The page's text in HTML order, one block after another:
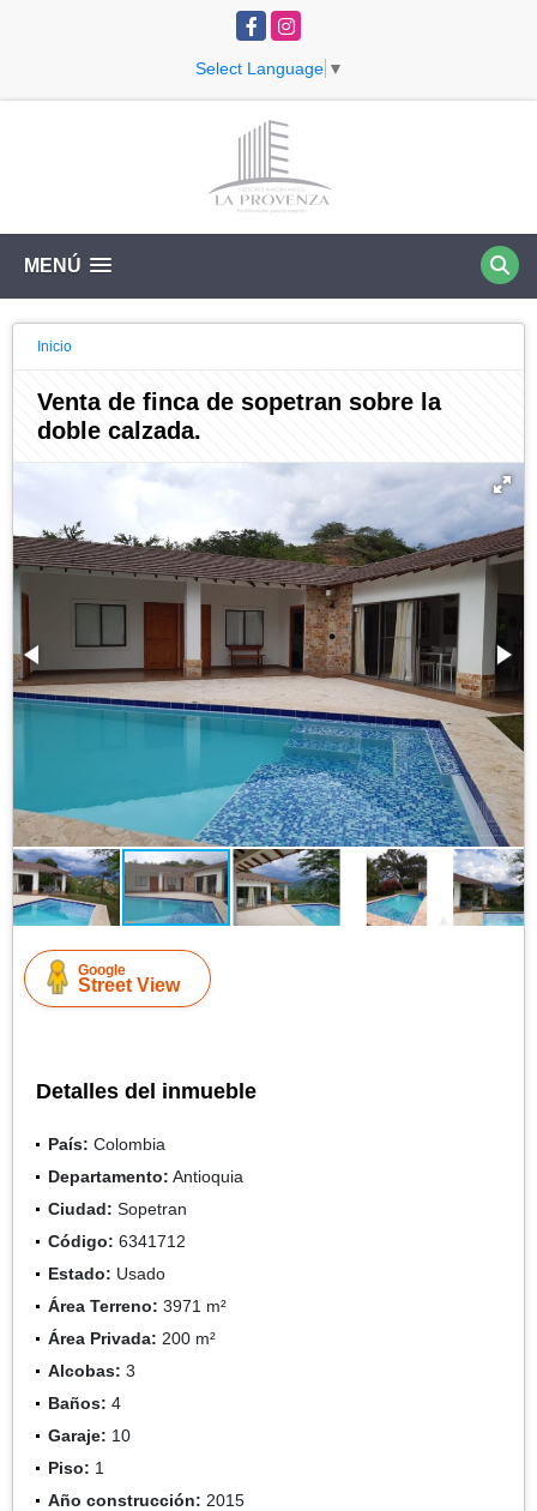
FacebookInstagram
Select Language ▼
MENÚ
Inicio
Venta de finca de sopetran sobre la
doble calzada.
Google
Street View
Detalles del inmueble
País: Colombia
Departamento: Antioquia
Ciudad: Sopetran
Código: 6341712
Estado: Usado
Área Terreno: 3971 m²
Área Privada: 200 m²
Alcobas: 3
Baños: 4
Garaje: 10
Piso: 1
Año construcción: 2015